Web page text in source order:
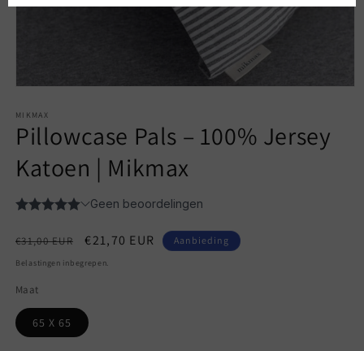
openen
in
modaal
MIKMAX
Pillowcase Pals – 100% Jersey
Katoen | Mikmax
Normale
prijs
€31,00 EUR Aanbiedingsprijs
€21,70 EUR Aanbieding
Belastingen inbegrepen.
Maat
65 X 65